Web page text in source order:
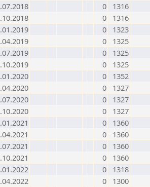
0
1316
0
1316
0
1323
0
1325
0
1325
0
1325
0
1352
0
1327
0
1327
0
1327
0
1360
0
1360
0
1360
0
1360
0
1318
0
1300